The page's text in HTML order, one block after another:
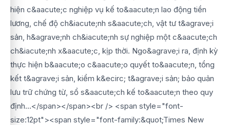
hiện c&aacute;c nghiệp vụ kế to&aacute;n lao động tiền
lương, chế độ ch&iacute;nh s&aacute;ch, vật tư t&agrave;i
sản, h&agrave;nh ch&iacute;nh sự nghiệp một c&aacute;ch
ch&iacute;nh x&aacute;c, kịp thời. Ngo&agrave;i ra, định kỳ
thực hiện b&aacute;o c&aacute;o quyết to&aacute;n, tổng
kết t&agrave;i sản, kiểm k&ecirc; t&agrave;i sản; bảo quản
lưu trữ chứng từ, sổ s&aacute;ch kế to&aacute;n theo quy
định...</span></span><br /> <span style="font-
size:12pt"><span style="font-family:&quot;Times New